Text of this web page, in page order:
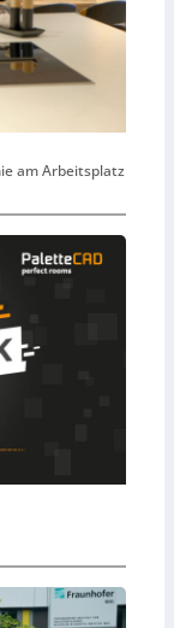
am Arbeitsplatz